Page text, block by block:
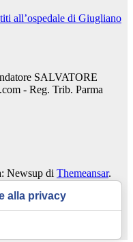
all’ospedale di Giugliano
SALVATORE
- Reg. Trib. Parma
Newsup di Themeansar.
alla privacy